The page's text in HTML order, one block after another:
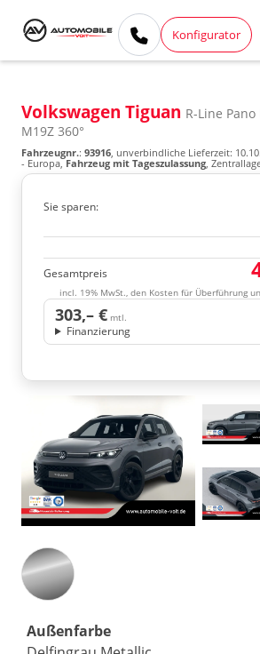
Konfigurator
Volkswagen Tiguan R-Line
M19Z 360°
Fahrzeugnr.: 93916, unverbindliche Lieferzeit:
- Europa,Fahrzeug mit Tageszulassung,
Sie sparen:
Gesamtpreis
incl. 19% MwSt., den Kosten für Überführung
303,– € mtl.
Finanzierung
Außenfarbe